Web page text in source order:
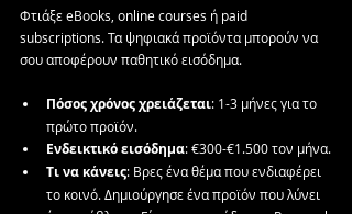
Φτιάξε eBooks, online courses ή paid
subscriptions. Τα ψηφιακά προϊόντα μπορούν να
σου αποφέρουν παθητικό εισόδημα.
Πόσοςχρόνοςχρειάζεται: 1-3 μήνες για το
πρώτο προϊόν.
Ενδεικτικόεισόδημα: €300-€1.500 τον μήνα.
Τινα κάνεις: Βρες ένα θέμα που ενδιαφέρει
το κοινό. Δημιούργησε ένα προϊόν που λύνει